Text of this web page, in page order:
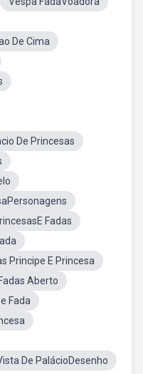
De Cima
De Princesas
Fadas
Principe E Princesa
Aberto
Fada
De PalácioDesenho